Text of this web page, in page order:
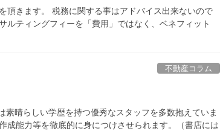
頂きます。 税務に関する事はアドバイス出来ないので
ティングフィーを「費用」ではなく、ベネフィット
不動産コラム
晴らしい学歴を持つ優秀なスタッフを多数抱えていま
成能力等を徹底的に身につけさせられます。（書店には